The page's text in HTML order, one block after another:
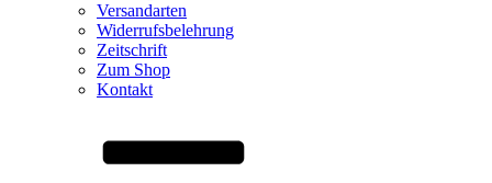
Versandarten
Widerrufsbelehrung
Zeitschrift
Zum Shop
Kontakt